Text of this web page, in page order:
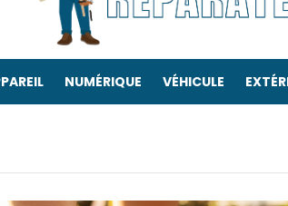
NUMÉRIQUE VÉHICULE